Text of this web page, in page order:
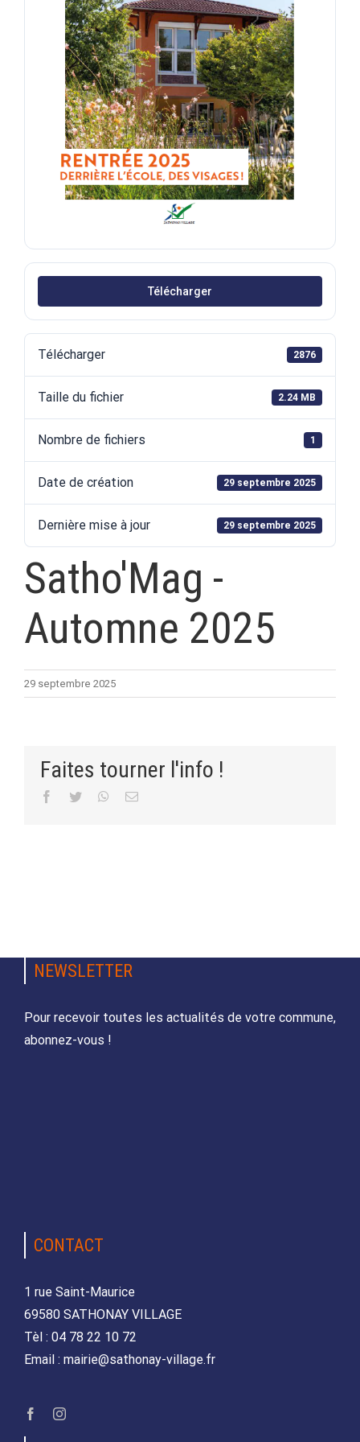
Télécharger
Télécharger 2876
Taille du fichier 2.24 MB
Nombre de fichiers 1
Date de création 29 septembre 2025
Dernière mise à jour 29 septembre 2025
Satho'Mag -
Automne 2025
29 septembre 2025
Faites tourner l'info !
Facebook
Twitter WhatsApp
Email
NEWSLETTER
Pour recevoir toutes les actualités de votre commune,
abonnez-vous !
CONTACT
1 rue Saint-Maurice
69580 SATHONAY VILLAGE
Tèl : 04 78 22 10 72
Email : mairie@sathonay-village.fr